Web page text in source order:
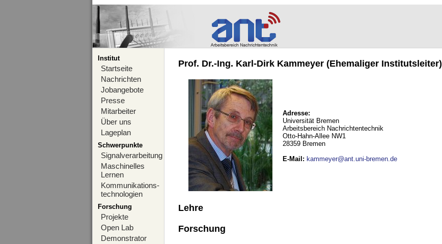
Institut
Startseite
Nachrichten
Jobangebote
Presse
Mitarbeiter
Über uns
Lageplan
Schwerpunkte
Signalverarbeitung
Maschinelles
Lernen
Kommunikations-
technologien
Forschung
Projekte
Open Lab
Demonstrator
Prof. Dr.-Ing. Karl-Dirk Kammeyer (Ehemaliger Institutsleiter)
Adresse:
Universität Bremen
Arbeitsbereich Nachrichtentechnik
Otto-Hahn-Allee NW1
28359 Bremen
E-Mail : kammeyer@ant.uni-bremen.de
Lehre
Forschung